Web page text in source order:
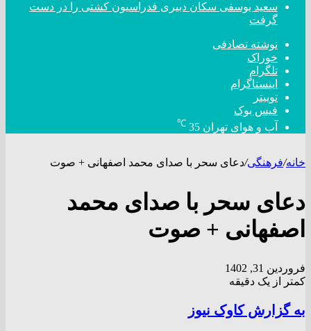
سعید یوسفی سکان دبیری فدراسیون کشتی را در دست
گرفت
نوشته تصادفی
خوراک
تلگرام
اینستاگرام
توییتر
فیس بوک
آب و هوای تهران 35
℃
خانه/فرهنگی/دعای سحر با صدای محمد اصفهانی + صوت
دعای سحر با صدای محمد
اصفهانی + صوت
فروردین 31, 1402
کمتر از یک دقیقه
به گزارش کاوک نیوز